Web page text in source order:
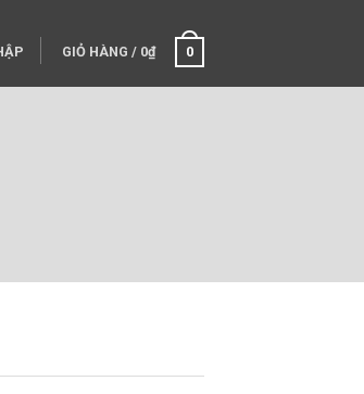
GIỎ HÀNG / 0₫ 0